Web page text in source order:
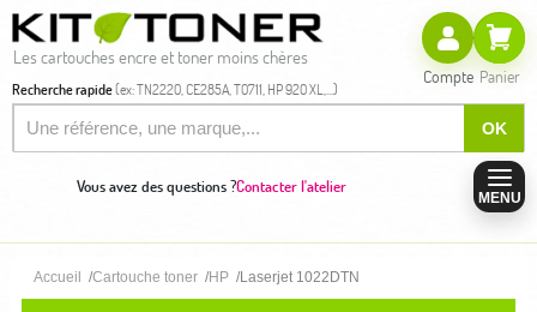
Les cartouches encre et toner moins chères
Recherche rapide(ex: TN2220, CE285A, T0711, HP 920 XL,...)
OK
Compte Panier
Vous avez des questions ?Contacter l'atelier
MENU
Accueil Cartouche toner HP Laserjet 1022DTN